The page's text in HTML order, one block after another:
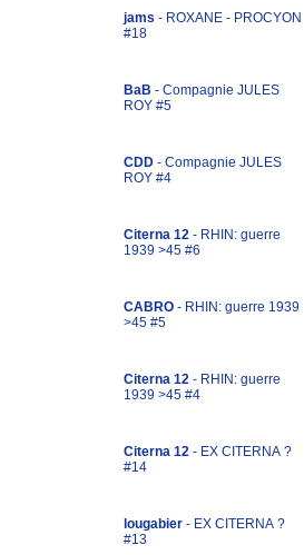
jams - ROXANE - PROCYON
#18
BaB - Compagnie JULES
ROY #5
CDD - Compagnie JULES
ROY #4
Citerna 12 - RHIN: guerre
1939 >45 #6
CABRO - RHIN: guerre 1939
>45 #5
Citerna 12 - RHIN: guerre
1939 >45 #4
Citerna 12 - EX CITERNA ?
#14
lougabier - EX CITERNA ?
#13